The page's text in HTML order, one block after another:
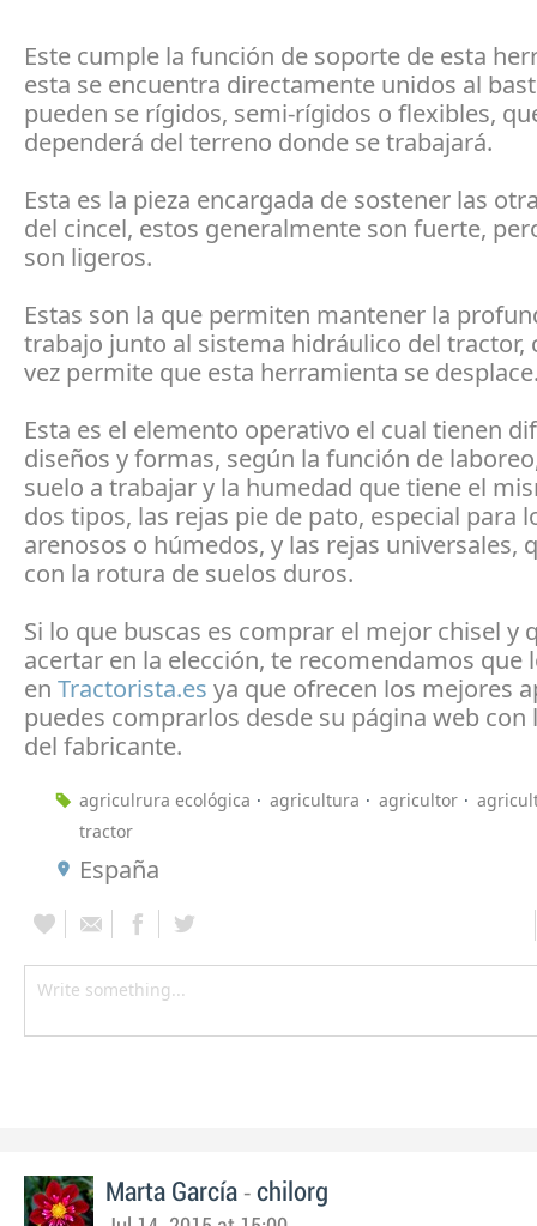
Este cumple la función de soporte de esta
esta se encuentra directamente unidos al
pueden se rígidos, semi-rígidos o flexibles,
dependerá del terreno donde se trabajará.
Esta es la pieza encargada de sostener las
del cincel, estos generalmente son fuerte,
son ligeros.
Estas son la que permiten mantener la
trabajo junto al sistema hidráulico del tractor,
vez permite que esta herramienta se
Esta es el elemento operativo el cual tienen
diseños y formas, según la función de
suelo a trabajar y la humedad que tiene el
dos tipos, las rejas pie de pato, especial para
arenosos o húmedos, y las rejas universales,
con la rotura de suelos duros.
Si lo que buscas es comprar el mejor chisel y
acertar en la elección, te recomendamos que
en Tractorista.es ya que ofrecen los mejores
puedes comprarlos desde su página web con
del fabricante.
agriculrura ecológica agricultura agricultor
tractor
España
Marta García - chilorg